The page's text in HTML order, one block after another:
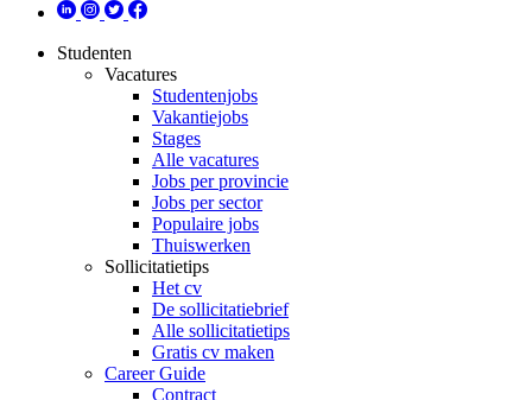
Studenten
Vacatures
Studentenjobs
Vakantiejobs
Stages
Alle vacatures
Jobs per provincie
Jobs per sector
Populaire jobs
Thuiswerken
Sollicitatietips
Het cv
De sollicitatiebrief
Alle sollicitatietips
Gratis cv maken
Career Guide
Contract